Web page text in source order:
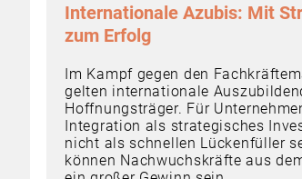
Internationale Azubis: Mit
zum Erfolg
Im Kampf gegen den
gelten internationale
Hoffnungsträger. Für
Integration als strategisches
nicht als schnellen Lückenfüller
können Nachwuchskräfte aus